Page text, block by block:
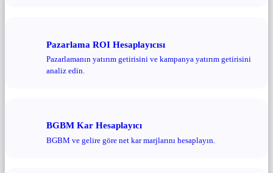
Pazarlama ROI Hesaplayıcısı
Pazarlamanın yatırım getirisini ve kampanya yatırım getirisini
analiz edin.
BGBM Kar Hesaplayıcı
BGBM ve gelire göre net kar marjlarını hesaplayın.